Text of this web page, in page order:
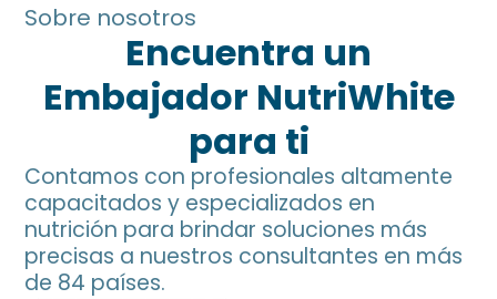
Sobre nosotros
Encuentra un
Embajador NutriWhite
para ti
Contamos con profesionales altamente
capacitados y especializados en
nutrición para brindar soluciones más
precisas a nuestros consultantes en más
de 84 países.